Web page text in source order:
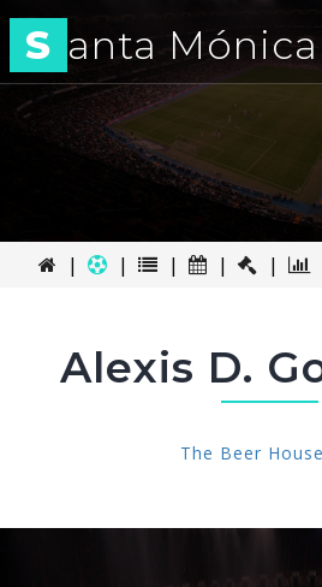
S anta Mónica
| | | | |
Alexis D.
The Beer